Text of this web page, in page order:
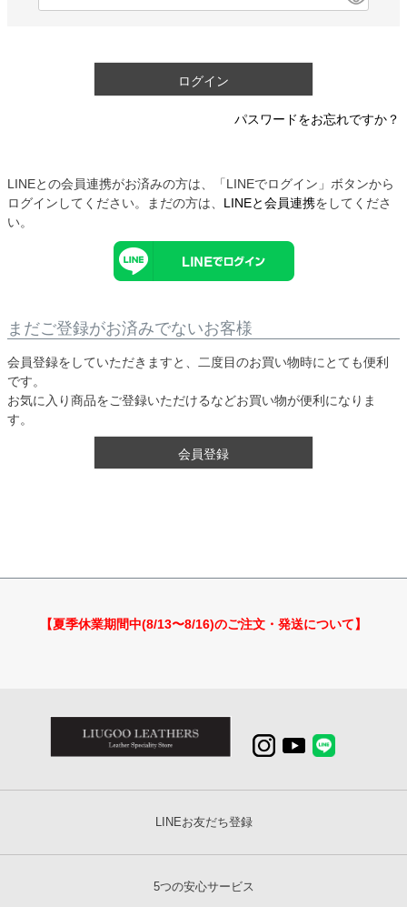
ログイン
パスワードをお忘れですか？
LINEとの会員連携がお済みの方は、「LINEでログイン」ボタンから
ログインしてください。まだの方は、 LINEと会員連携をしてくださ
い。
まだご登録がお済みでないお客様
会員登録をしていただきますと、二度目のお買い物時にとても便利
です。
お気に入り商品をご登録いただけるなどお買い物が便利になりま
す。
会員登録
【夏季休業期間中(8/13〜8/16)のご注文・発送について】
LINEお友だち登録
5つの安心サービス